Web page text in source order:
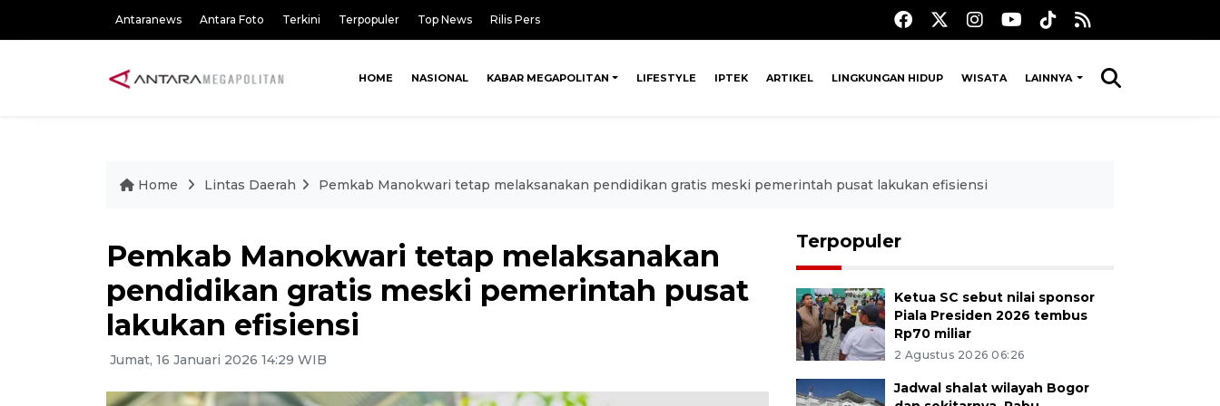
Antaranews Antara Foto Terkini Terpopuler Top News Rilis Pers
HOME NASIONAL KABAR MEGAPOLITAN LIFESTYLE IPTEK ARTIKEL LINGKUNGAN HIDUP WISATA LAINNYA
Home Lintas Daerah Pemkab Manokwari tetap melaksanakan pendidikan gratis meski pemerintah pusat lakukan efisiensi
Pemkab Manokwari tetap melaksanakan
pendidikan gratis meski pemerintah pusat
lakukan efisiensi
Jumat, 16 Januari 2026 14:29 WIB
Terpopuler
Ketua SC sebut nilai sponsor
Piala Presiden 2026 tembus
Rp70 miliar
2 Agustus 2026 06:26
Jadwal shalat wilayah Bogor